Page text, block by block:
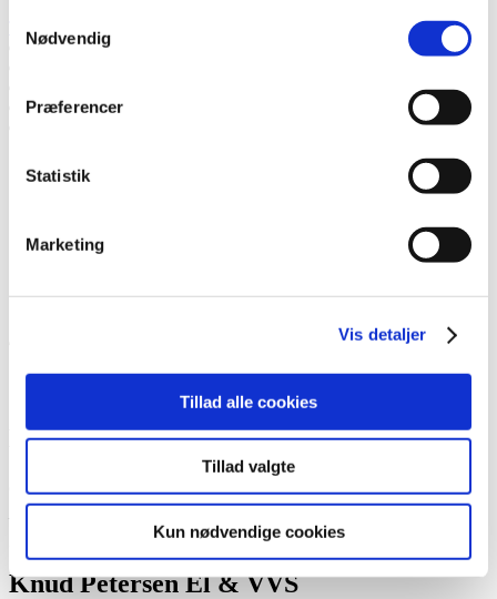
Nødvendig
Præferencer
Statistik
Marketing
Vis detaljer
Tillad alle cookies
Tillad valgte
Kun nødvendige cookies
Tlf. 75345017
Tal med en ekspert
Book et hjemmebesøg
Tal med en ekspert
Book et hjemmebesøg
Knud Petersen El & VVS
Certificeret Thermia-installatør og -servicepartner,
Brande
Knud Petersen El & VVS